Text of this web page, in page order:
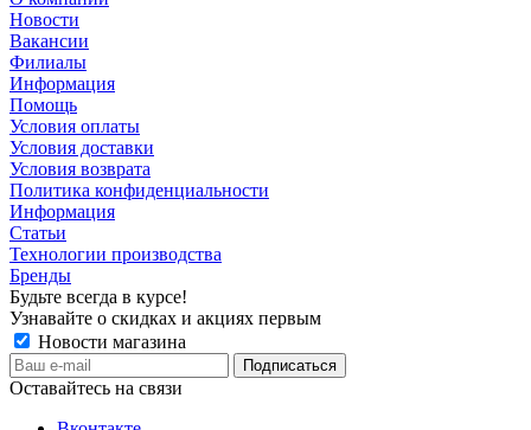
Новости
Вакансии
Филиалы
Информация
Помощь
Условия оплаты
Условия доставки
Условия возврата
Политика конфиденциальности
Информация
Статьи
Технологии производства
Бренды
Будьте всегда в курсе!
Узнавайте о скидках и акциях первым
Новости магазина
Оставайтесь на связи